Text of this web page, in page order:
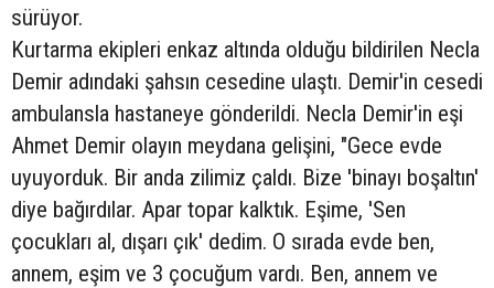
sürüyor.
Kurtarma ekipleri enkaz altında olduğu bildirilen Necla
Demir adındaki şahsın cesedine ulaştı. Demir'in cesedi
ambulansla hastaneye gönderildi. Necla Demir'in eşi
Ahmet Demir olayın meydana gelişini, "Gece evde
uyuyorduk. Bir anda zilimiz çaldı. Bize 'binayı boşaltın'
diye bağırdılar. Apar topar kalktık. Eşime, 'Sen
çocukları al, dışarı çık' dedim. O sırada evde ben,
annem, eşim ve 3 çocuğum vardı. Ben, annem ve